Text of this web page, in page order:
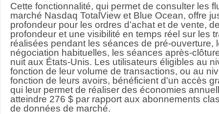
Cette fonctionnalité, qui permet de consulter les
marché Nasdaq TotalView et Blue Ocean, offre
profondeur pour les ordres d’achat et de vente,
profondeur et une visibilité en temps réel sur les
réalisées pendant les séances de pré-ouverture,
négociation habituelles, les séances après-
nuit aux États-Unis. Les utilisateurs éligibles au
fonction de leur volume de transactions, ou au
fonction de leurs avoirs, bénéficient d’un accès
qui leur permet de réaliser des économies
atteindre 276 $ par rapport aux abonnements
de données de marché.